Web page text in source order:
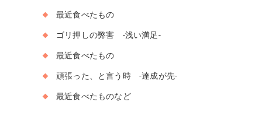
最近食べたもの
ゴリ押しの弊害 -浅い満足-
最近食べたもの
頑張った、と言う時 -達成が先-
最近食べたものなど